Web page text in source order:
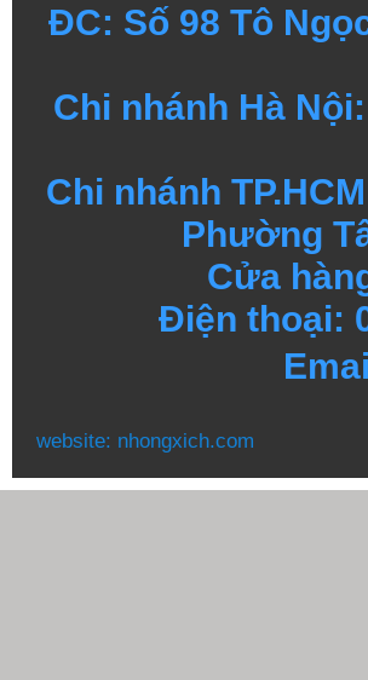
ĐC: Số 98 Tô
Chi nhánh Hà
Chi nhánh
Phường
Cửa
Điện thoại:
website: nhongxich.com